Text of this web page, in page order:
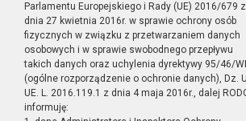
Parlamentu Europejskiego i Rady (UE) 2016/679 z
dnia 27 kwietnia 2016r. w sprawie ochrony osób
fizycznych w związku z przetwarzaniem danych
osobowych i w sprawie swobodnego przepływu
takich danych oraz uchylenia dyrektywy 95/46/
(ogólne rozporządzenie o ochronie danych), Dz.
UE. L. 2016.119.1 z dnia 4 maja 2016r., dalej
informuję: